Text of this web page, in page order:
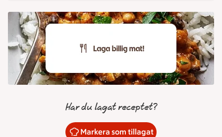
Har du lagat receptet?
Markera som tillagat